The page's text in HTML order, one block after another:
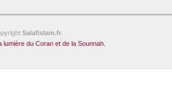
Salafislam.fr
lumière du Coran et de la Sounnah.